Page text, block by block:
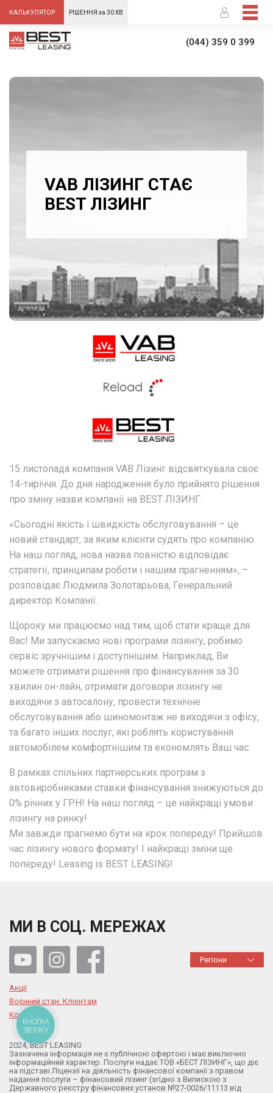
КАЛЬКУЛЯТОР РІШЕННЯ за 30 ХВ
(044) 359 0 399
VAB ЛІЗИНГ СТАЄ
BEST ЛІЗИНГ
15 листопада компанія VAB Лізинг відсвяткувала своє
14-тиріччя. До дня народження було прийнято рішення
про зміну назви компанії на BEST ЛІЗИНГ.
«Сьогодні якість і швидкість обслуговування – це
новий стандарт, за яким клієнти судять про компанію.
На наш погляд, нова назва повністю відповідає
стратегії, принципам роботи і нашим прагненням», –
розповідає Людмила Золотарьова, Генеральний
директор Компанії.
Щороку ми працюємо над тим, щоб стати краще для
Вас! Ми запускаємо нові програми лізингу, робимо
сервіс зручнішим і доступнішим. Наприклад, Ви
можете отримати рішення про фінансування за 30
хвилин он-лайн, отримати договори лізингу не
виходячи з автосалону, провести технічне
обслуговування або шиномонтаж не виходячи з офісу,
та багато інших послуг, які роблять користування
автомобілем комфортнішим та економлять Ваш час.
В рамках спільних партнерських програм з
автовиробниками ставки фінансування знижуються до
0% річних у ГРН! На наш погляд – це найкращі умови
лізингу на ринку!
Ми завжди прагнемо бути на крок попереду! Прийшов
час лізингу нового формату! І найкращі зміни ще
попереду! Leasing is BEST LEASING!
МИ В СОЦ. МЕРЕЖАХ
Регіони
Акції
Воєнний стан: Клієнтам
Контакти
2024, BEST LEASING
Зазначена інформація не є публічною офертою і має виключно
інформаційний характер. Послуги надає ТОВ «БЕСТ ЛІЗИНГ», що діє
на підставі Ліцензії на діяльність фінансової компанії з правом
надання послуги – фінансовий лізинг (згідно з Випискою з
Державного реєстру фінансових установ №27-0026/11113 від
КНОПКА
ЗВ'ЯЗКУ